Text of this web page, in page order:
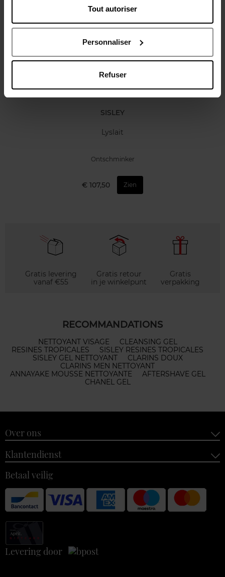
Tout autoriser
Personnaliser
Refuser
SISLEY
Lyslait
Ontschminker
€ 107,50 Zien
Gratis levering
vanaf €55
Gratis retour
in je winkelpunt
Gratis
verpakking
RECOMMANDATIONS
NETTOYANT VISAGE
CLEANSING GEL
RESINES TROPICALES
SISLEY RESINES TROPICALES
SISLEY GEL NETTOYANT
CLARINS DOUX
CLARINS MEN NETTOYANT
ANNAYAKE MOUSSE NETTOYANTE
AFTERSHAVE GEL
CHANEL GEL
Over ons
Klantendienst
Betaal veilig
Levering door